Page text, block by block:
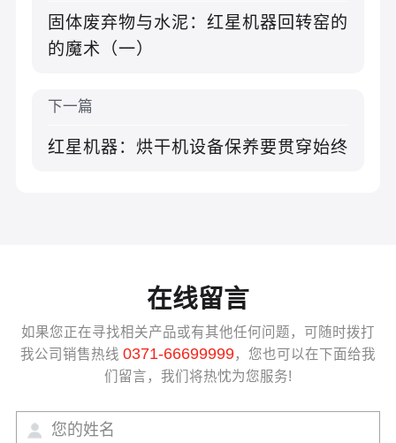
固体废弃物与水泥：红星机器回转窑的
的魔术（一）
下一篇
红星机器：烘干机设备保养要贯穿始终
在线留言
如果您正在寻找相关产品或有其他任何问题，可随时拨打
我公司销售热线 0371-66699999，您也可以在下面给我
们留言，我们将热忱为您服务!